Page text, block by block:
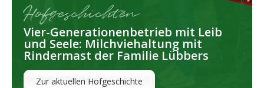
Hofgeschichten
Vier-Generationenbetrieb mit Leib
und Seele: Milchviehaltung mit
Rindermast der Familie Lübbers
Zur aktuellen Hofgeschichte